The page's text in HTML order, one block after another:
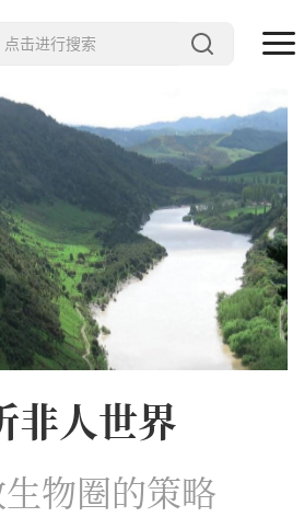
哲学 · 文明
艺术 · 科技
未来 · 生命
行星智慧
数字治理
Noema精选
非人世界
物圈的策略